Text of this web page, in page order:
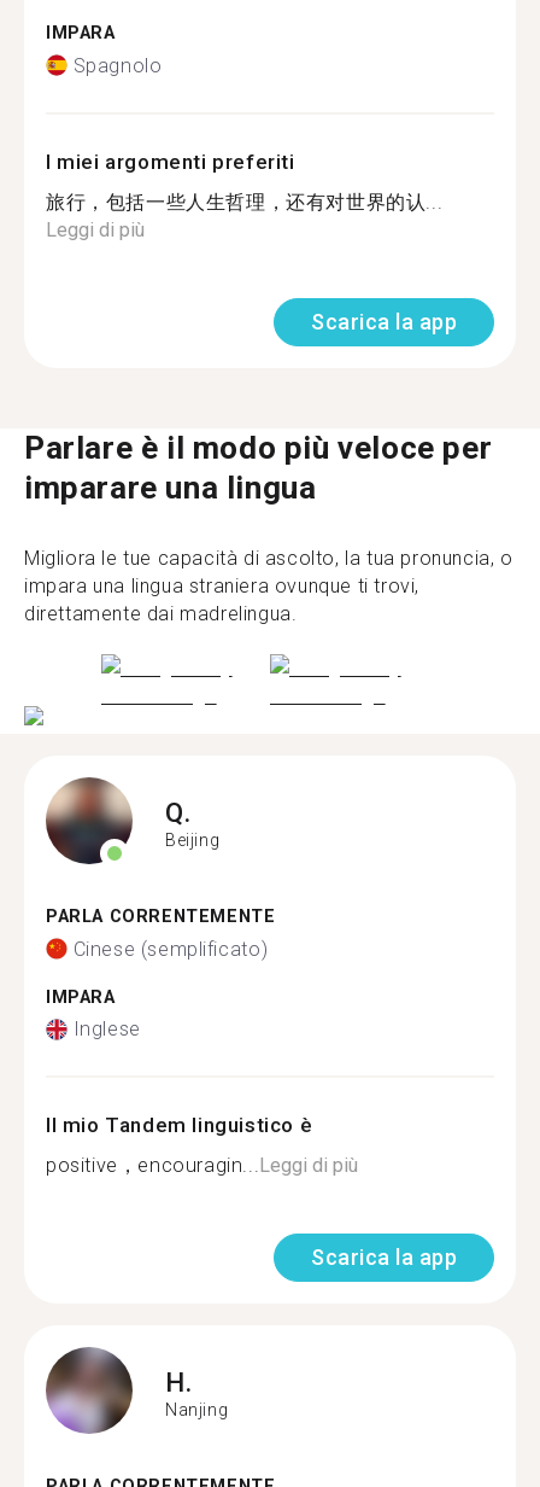
IMPARA
Spagnolo
I miei argomenti preferiti
旅行，包括一些人生哲理，还有对世界的认...
Leggi di più
Scarica la app
Parlare è il modo più veloce per
imparare una lingua
Migliora le tue capacità di ascolto, la tua pronuncia, o
impara una lingua straniera ovunque ti trovi,
direttamente dai madrelingua.
Q.
Beijing
PARLA CORRENTEMENTE
Cinese (semplificato)
IMPARA
Inglese
Il mio Tandem linguistico è
positive，encouragin...Leggi di più
Scarica la app
H.
Nanjing